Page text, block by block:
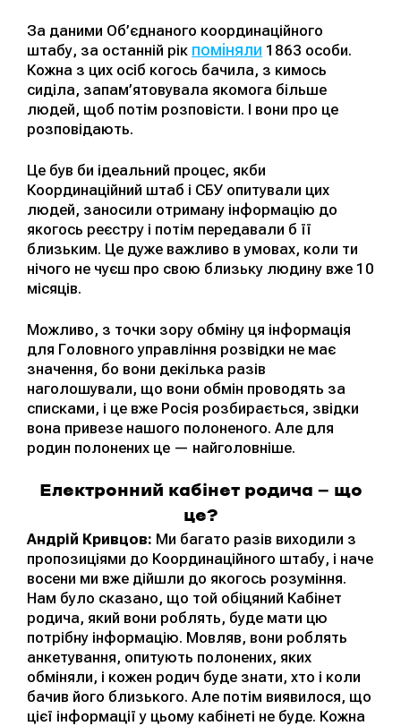
За даними Об’єднаного координаційного
штабу, за останній рік поміняли 1863 особи.
Кожна з цих осіб когось бачила, з кимось
сиділа, запам’ятовувала якомога більше
людей, щоб потім розповісти. І вони про це
розповідають.
Це був би ідеальний процес, якби
Координаційний штаб і СБУ опитували цих
людей, заносили отриману інформацію до
якогось реєстру і потім передавали б її
близьким. Це дуже важливо в умовах, коли ти
нічого не чуєш про свою близьку людину вже 10
місяців.
Можливо, з точки зору обміну ця інформація
для Головного управління розвідки не має
значення, бо вони декілька разів
наголошували, що вони обмін проводять за
списками, і це вже Росія розбирається, звідки
вона привезе нашого полоненого. Але для
родин полонених це — найголовніше.
Електронний кабінет родича — що
це?
Андрій Кривцов: Ми багато разів виходили з
пропозиціями до Координаційного штабу, і наче
восени ми вже дійшли до якогось розуміння.
Нам було сказано, що той обіцяний Кабінет
родича, який вони роблять, буде мати цю
потрібну інформацію. Мовляв, вони роблять
анкетування, опитують полонених, яких
обміняли, і кожен родич буде знати, хто і коли
бачив його близького. Але потім виявилося, що
цієї інформації у цьому кабінеті не буде. Кожна